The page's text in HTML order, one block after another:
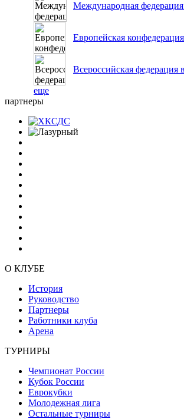
Международная федерация
Европейская
Всероссийская федерация
еще
партнеры
О КЛУБЕ
История
Руководство
Партнеры
Работники клуба
Арена
ТУРНИРЫ
Чемпионат России
Кубок России
Еврокубки
Молодежная лига
Остальные турниры